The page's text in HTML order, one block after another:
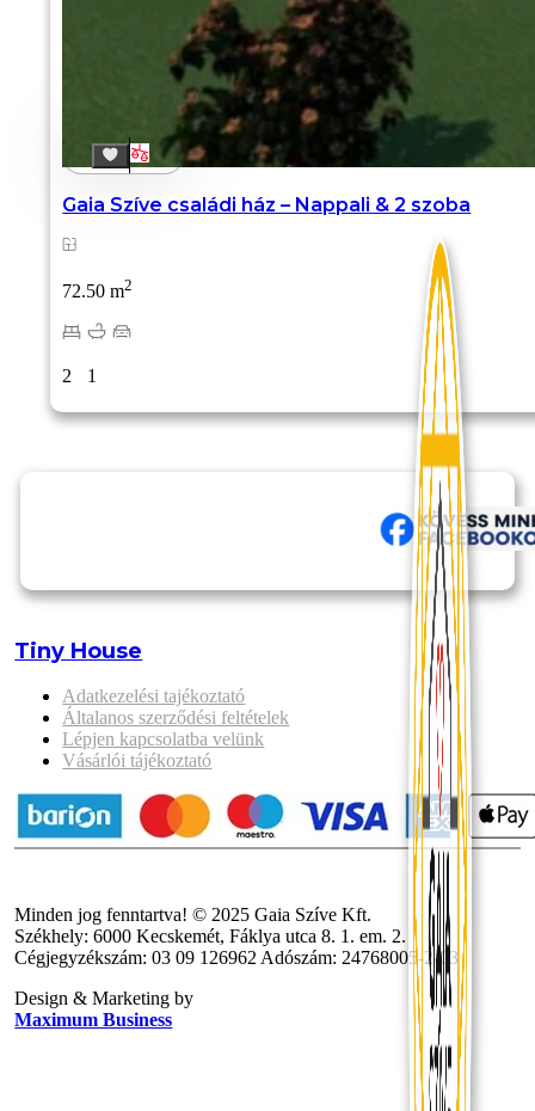
Gaia Szíve családi ház – Nappali & 2 szoba
72.50 m2
2 1
Tiny House
Adatkezelési tajékoztató
Általanos szerződési feltételek
Lépjen kapcsolatba velünk
Vásárlói tájékoztató
Minden jog fenntartva! © 2025 Gaia Szíve Kft.
Székhely: 6000 Kecskemét, Fáklya utca 8. 1. em. 2.
Cégjegyzékszám: 03 09 126962 Adószám: 24768005-2-03
Design & Marketing by
Maximum Business